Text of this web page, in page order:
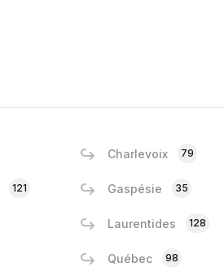
Charlevoix 79
121 Gaspésie 35
Laurentides 128
Québec 98